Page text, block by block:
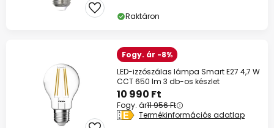
Raktáron
Fogy. ár -8%
LED-izzószálas lámpa Smart E27 4,7 W
CCT 650 lm 3 db-os készlet
10 990 Ft
Fogy. ár11 956 Ft
Termékinformációs adatlap